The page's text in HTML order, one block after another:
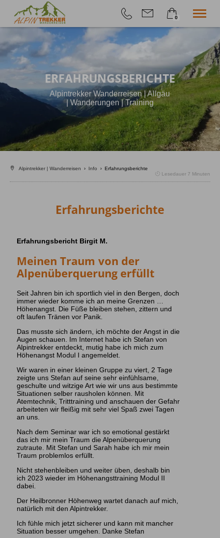
Geführte Wanderungen
Selfguided
Höhenangst-Akademie
Firmenevent
Info
Shop
0
Warenkorb ist leer
ERFAHRUNGSBERICHTE
Alpintrekker Wanderreisen | Allgäu
| Wanderungen | Training
Alpintrekker | Wanderreisen › Info › Erfahrungsberichte
Lesedauer 7 Minuten
Erfahrungsberichte
Erfahrungsbericht Birgit M.
Meinen Traum von der
Alpenüberquerung erfüllt
Seit Jahren bin ich sportlich viel in den Bergen, doch
immer wieder komme ich an meine Grenzen …
Höhenangst. Die Füße bleiben stehen, zittern und
oft laufen Tränen vor Panik.
Das musste sich ändern, ich möchte der Angst in die
Augen schauen. Im Internet habe ich Stefan von
Alpintrekker entdeckt, mutig habe ich mich zum
Höhenangst Modul I angemeldet.
Wir waren in einer kleinen Gruppe zu viert, 2 Tage
zeigte uns Stefan auf seine sehr einfühlsame,
geschulte und witzige Art wie wir uns aus bestimmte
Situationen selber rausholen können. Mit
Atemtechnik, Tritttraining und anschauen der Gefahr
arbeiteten wir fleißig mit sehr viel Spaß zwei Tagen
an uns.
​Nach dem Seminar war ich so emotional gestärkt
das ich mir mein Traum die Alpenüberquerung
zutraute. Mit Stefan und Sarah habe ich mir mein
Traum problemlos erfüllt.
Nicht stehenbleiben und weiter üben, deshalb bin
ich 2023 wieder im Höhenangsttraining Modul II
dabei.
​Der Heilbronner Höhenweg wartet danach auf mich,
natürlich mit den Alpintrekker.
Ich fühle mich jetzt sicherer und kann mit mancher
Situation besser umgehen. Danke Stefan